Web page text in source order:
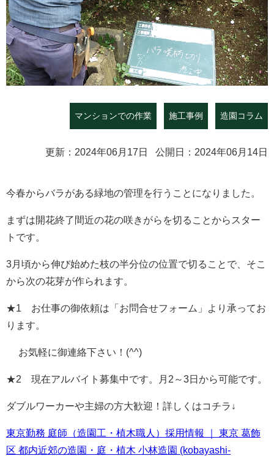
マンションでの作業 施工事例 造園コラム
更新：2024年06月17日 公開日：2024年06月14日
今春からバラがある緑地の管理を行うことになりました。
まずは開花終了間近の花の咲きがらを切ることからスター
トです。
3月頃から伸び始めた枝の半分位の位置で切ることで、そこ
から次の花芽が作られます。
★1 お仕事の御依頼は「お問合せフォーム」より承ってお
ります。
お気軽に御連絡下さい！(^^)
★2 現在アルバイト募集中です。月2～3日から可能です。
ダブルワーカーや主婦の方大歓迎！詳しくはコチラ ↓
東京勤務 庭師（造園工・植木職人）採用情報 ｜ 東京 葛飾
区 都内近郊の造園・庭・植木 小林造園 (kobayashi-